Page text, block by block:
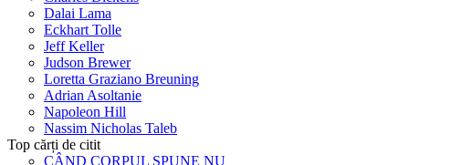
Dalai Lama
Eckhart Tolle
Jeff Keller
Judson Brewer
Loretta Graziano Breuning
Adrian Asoltanie
Napoleon Hill
Nassim Nicholas Taleb
Top cărți de citit
CÂND CORPUL SPUNE NU